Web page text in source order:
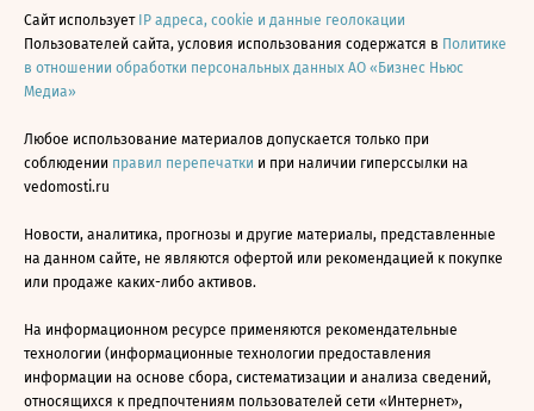
Сайт использует IP адреса, cookie и данные геолокации
Пользователей сайта, условия использования содержатся в Политике
в отношении обработки персональных данных АО «Бизнес Ньюс
Медиа»
Любое использование материалов допускается только при
соблюдении правил перепечатки и при наличии гиперссылки на
vedomosti.ru
Новости, аналитика, прогнозы и другие материалы, представленные
на данном сайте, не являются офертой или рекомендацией к покупке
или продаже каких-либо активов.
На информационном ресурсе применяются рекомендательные
технологии (информационные технологии предоставления
информации на основе сбора, систематизации и анализа сведений,
относящихся к предпочтениям пользователей сети «Интернет»,